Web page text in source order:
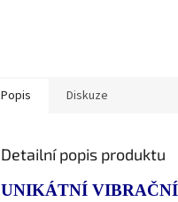
Popis Diskuze
Detailní popis produktu
UNIKÁTNÍ